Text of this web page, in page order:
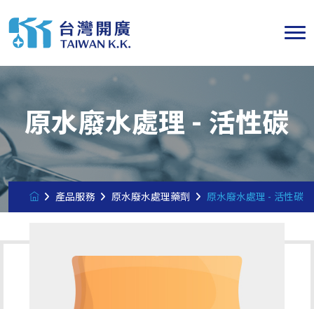
原水廢水處理 - 活性碳
產品服務 原水廢水處理藥劑 原水廢水處理 - 活性碳